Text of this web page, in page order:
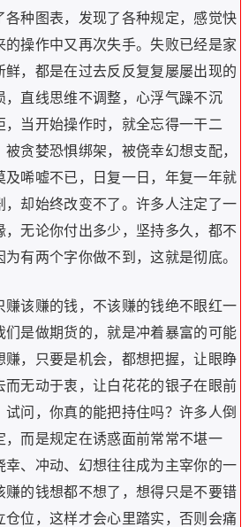
各种图表，发现了各种规定，感觉快
的操作中又再次失手。失败已经是家
鲜，都是在过去反反复复屡屡出现的
，直线思维不调整，心浮气躁不沉
，当开始操作时，就全忘得一干二
贪婪恐惧绑架，被侥幸幻想支配，
及唏嘘不已，日复一日，年复一年就
，却始终改变不了。许多人注定了一
，无论你付出多少，坚持多久，都不
有两个字你做不到，这就是彻底。
赚该赚的钱，不该赚的钱绝不眼红一
们是做期货的，就是冲着暴富的可能
赚，只要是机会，都想把握，让眼睁
而无动于衷，让白花花的银子在眼前
试问，你真的能把持住吗？许多人倒
，而是规定在诱惑面前常常不堪一
幸、冲动、幻想往往成为主宰你的一
赚的钱想都不想了，想得只是不要错
仓位，这样才会心里踏实，否则会痛